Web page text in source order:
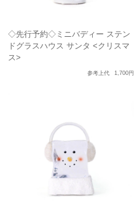
◇先行予約◇ミニバディー ステン
ドグラスハウス サンタ <クリスマ
ス>
参考上代 1,700円